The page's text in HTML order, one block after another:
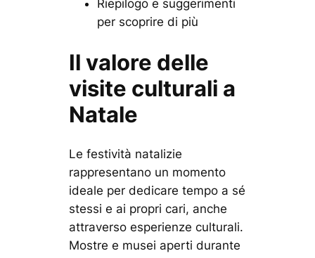
Riepilogo e suggerimenti
per scoprire di più
Il valore delle
visite culturali a
Natale
Le festività natalizie
rappresentano un momento
ideale per dedicare tempo a sé
stessi e ai propri cari, anche
attraverso esperienze culturali.
Mostre e musei aperti durante